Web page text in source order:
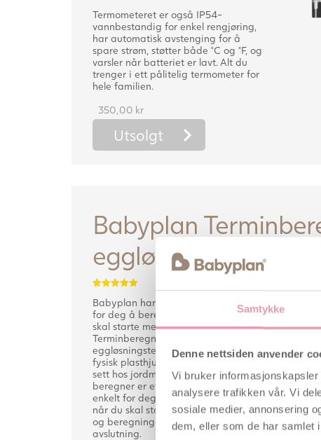
Samtykke
Denne nettsiden anvender
Vi bruker
analysere trafikken vår. Vi
sosiale medier, annonsering
dem, eller som de har samlet
Termometeret er også IP54-
vannbestandig for enkel rengjøring,
har automatisk avstenging for å
spare strøm, støtter både °C og °F, og
varsler når batteriet er lavt. Alt du
trenger i ett pålitelig termometer for
hele familien.
350,00 kr
Utsolgt
Babyplan
5.00
av 5
Babyplan har gjort det lett og enkelt
for deg å beregne termin og når du
skal starte med eggløsningstesten.
Terminberegneren og
eggløsningstestberegneren er et
fysisk plasthjul som du kanskje har
sett hos jordmor eller lege. Babyplans
beregner er et verktøy som gjør det
enkelt for deg å holde oversikt over
når du skal starte eggløsningstesting
og beregning av dagen for
avslutning.